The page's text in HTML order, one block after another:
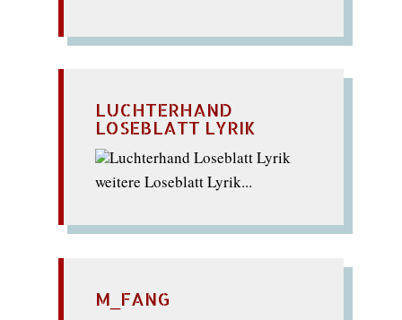
LUCHTERHAND
LOSEBLATT LYRIK
weitere Loseblatt Lyrik...
M_FANG